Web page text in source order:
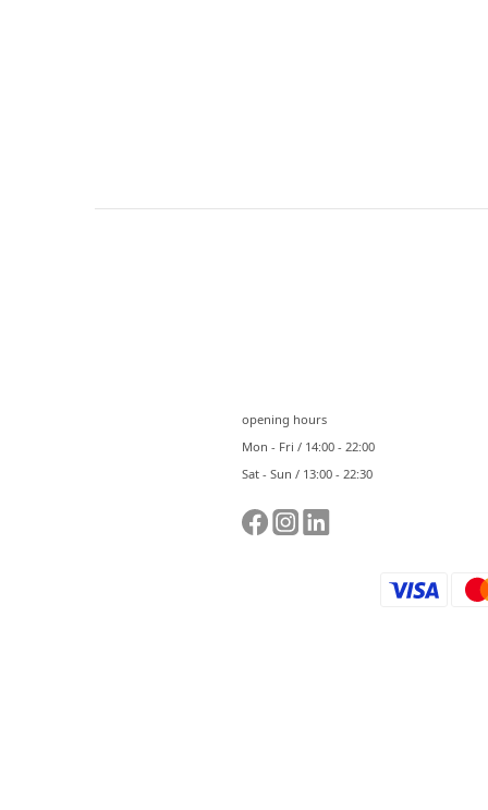
opening hours
Mon - Fri / 14:00 - 22:00
Sat - Sun / 13:00 - 22:30